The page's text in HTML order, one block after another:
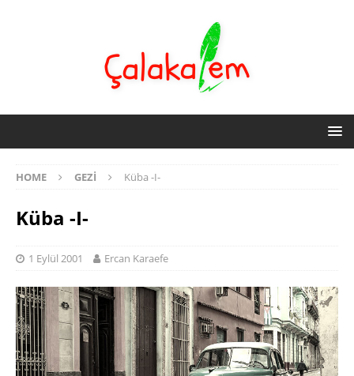
HOME GEZI Küba -I-
Küba -I-
1 Eylül 2001 Ercan Karaefe